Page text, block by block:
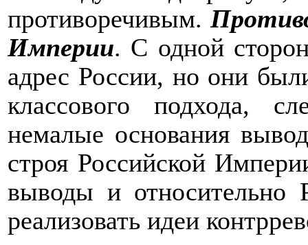
противоречивым.
Империи. С одной
адрес России, но они
классового подхода,
немалые основания
строя Российской
выводы и относительно
реализовать идеи